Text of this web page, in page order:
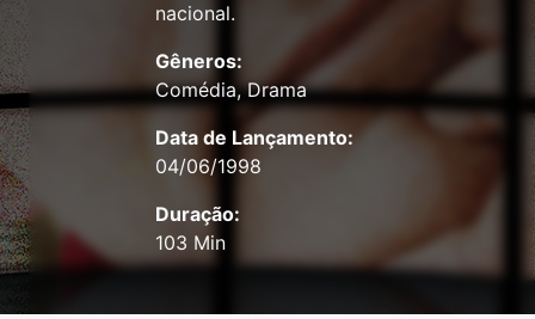
nacional.
Gêneros:
Comédia, Drama
Data de Lançamento:
04/06/1998
Duração:
103 Min